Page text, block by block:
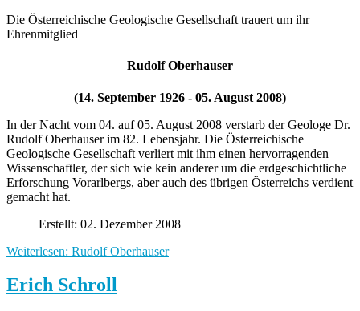
Die Österreichische Geologische Gesellschaft trauert um ihr
Ehrenmitglied
Rudolf Oberhauser
(14. September 1926 - 05. August 2008)
In der Nacht vom 04. auf 05. August 2008 verstarb der Geologe Dr.
Rudolf Oberhauser im 82. Lebensjahr. Die Österreichische
Geologische Gesellschaft verliert mit ihm einen hervorragenden
Wissenschaftler, der sich wie kein anderer um die erdgeschichtliche
Erforschung Vorarlbergs, aber auch des übrigen Österreichs verdient
gemacht hat.
Erstellt: 02. Dezember 2008
Weiterlesen: Rudolf Oberhauser
Erich Schroll